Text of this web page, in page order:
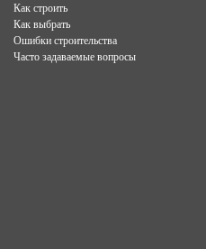
Как строить
Как выбрать
Ошибки строительства
Часто задаваемые вопросы